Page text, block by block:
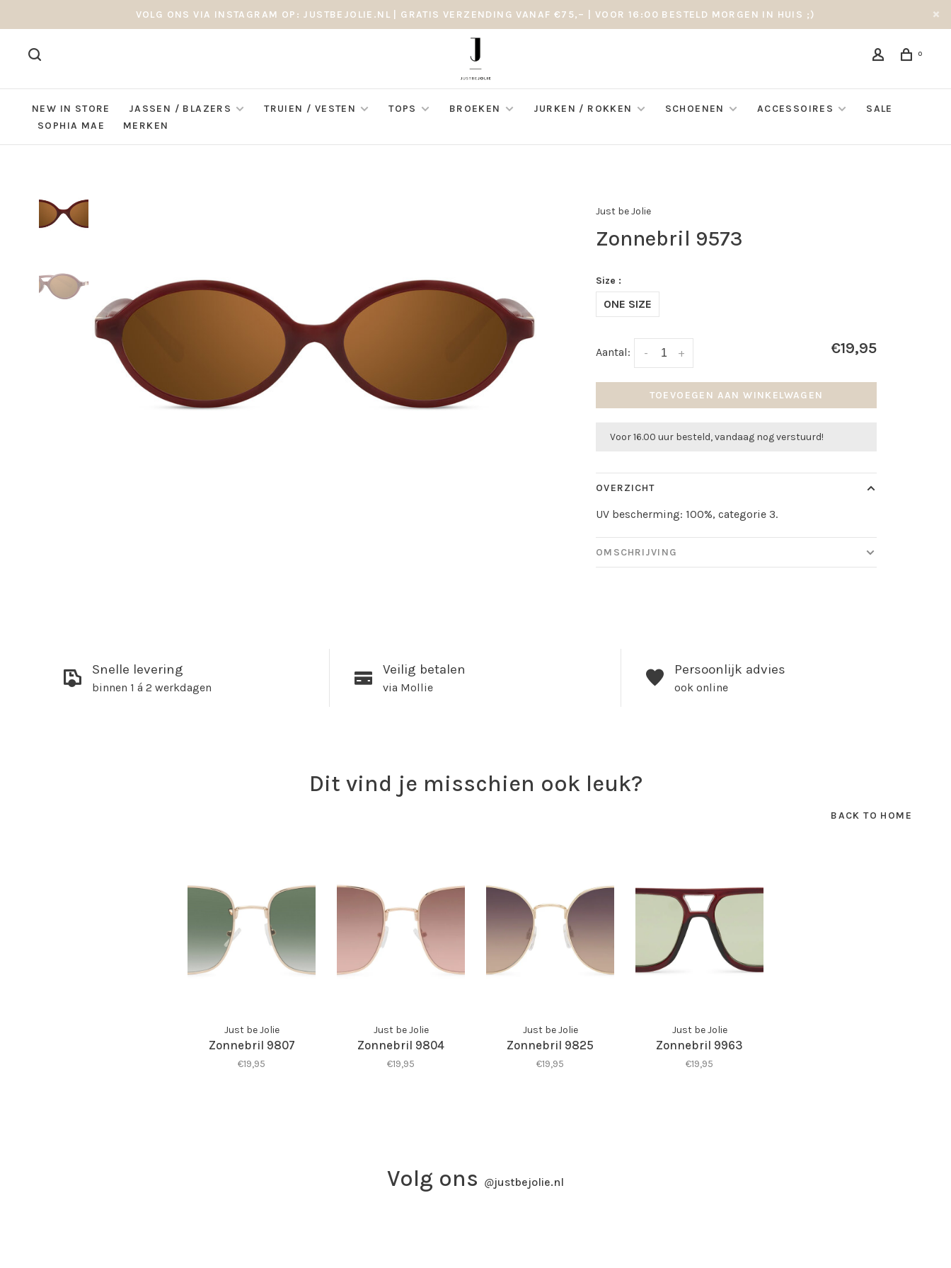
VOLG ONS VIA INSTAGRAM OP: JUSTBEJOLIE.NL | GRATIS VERZENDING VANAF €75,– | VOOR 16:00 BESTELD MORGEN IN HUIS ;)
0
NEW IN STORE JASSEN / BLAZERS TRUIEN / VESTEN TOPS BROEKEN JURKEN / ROKKEN SCHOENEN ACCESSOIRES
SALE
SOPHIA MAE
MERKEN
Just be Jolie
Zonnebril 9573
Size :
ONE SIZE
Aantal: +
- €19,95
TOEVOEGEN AAN WINKELWAGEN
Voor 16.00 uur besteld, vandaag nog verstuurd!
OVERZICHT
UV bescherming: 100%, categorie 3.
OMSCHRIJVING
Snelle levering
binnen 1 á 2 werkdagen
Veilig betalen
via Mollie
Persoonlijk advies
ook online
Dit vind je misschien ook leuk?
BACK TO HOME
Just be Jolie
Zonnebril 9807
€19,95
Just be Jolie
Zonnebril 9804
€19,95
Just be Jolie
Zonnebril 9825
€19,95
Just be Jolie
Zonnebril 9963
€19,95
Volg ons @justbejolie.nl